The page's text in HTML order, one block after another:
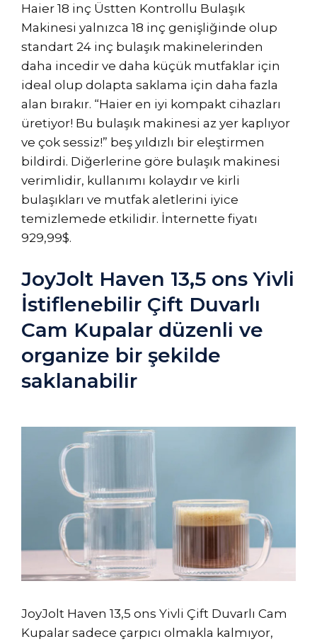
Haier 18 inç Üstten Kontrollu Bulaşık
Makinesi yalnızca 18 inç genişliğinde olup
standart 24 inç bulaşık makinelerinden
daha incedir ve daha küçük mutfaklar için
ideal olup dolapta saklama için daha fazla
alan bırakır. “Haier en iyi kompakt cihazları
üretiyor! Bu bulaşık makinesi az yer kaplıyor
ve çok sessiz!” beş yıldızlı bir eleştirmen
bildirdi. Diğerlerine göre bulaşık makinesi
verimlidir, kullanımı kolaydır ve kirli
bulaşıkları ve mutfak aletlerini iyice
temizlemede etkilidir. İnternette fiyatı
929,99$.
JoyJolt Haven 13,5 ons Yivli
İstiflenebilir Çift Duvarlı
Cam Kupalar düzenli ve
organize bir şekilde
saklanabilir
JoyJolt Haven 13,5 ons Yivli Çift Duvarlı Cam
Kupalar sadece çarpıcı olmakla kalmıyor,